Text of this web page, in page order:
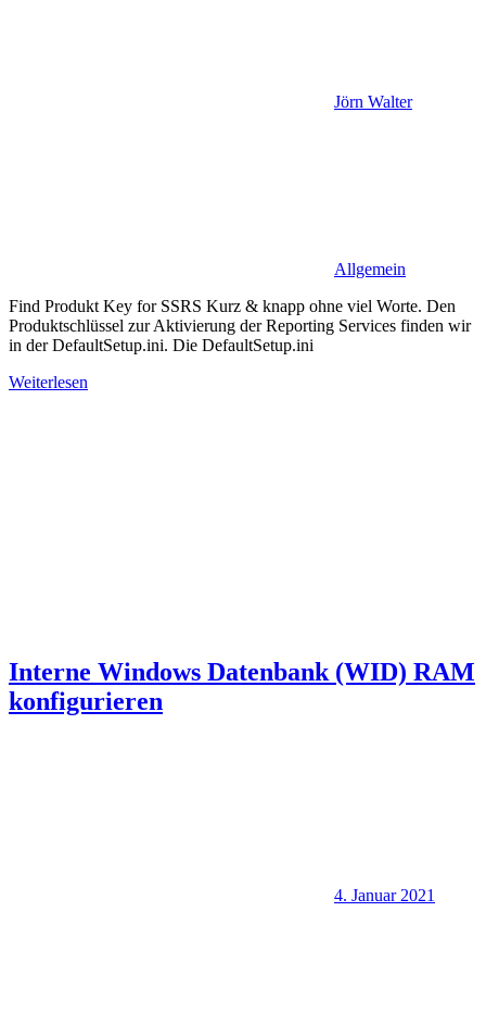
Jörn Walter
Allgemein
Find Produkt Key for SSRS Kurz & knapp ohne viel Worte. Den
Produktschlüssel zur Aktivierung der Reporting Services finden wir
in der DefaultSetup.ini. Die DefaultSetup.ini
Weiterlesen
Interne Windows Datenbank (WID) RAM
konfigurieren
4. Januar 2021